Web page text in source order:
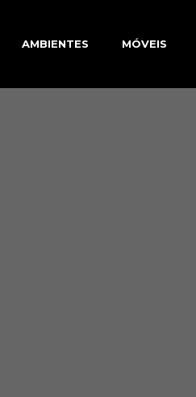
AMBIENTES MÓVEIS